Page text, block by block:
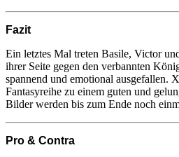
Fazit
Ein letztes Mal treten Basile, Victor
ihrer Seite gegen den verbannten
spannend und emotional ausgefallen.
Fantasyreihe zu einem guten und
Bilder werden bis zum Ende noch
Pro & Contra